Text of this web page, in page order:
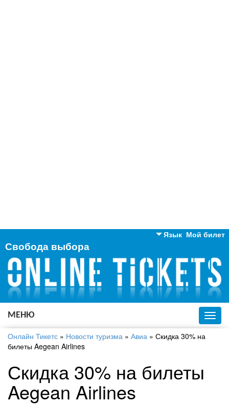
Мой билет
Язык
Английский
Русский
Украинский
Свобода выбора
МЕНЮ
Онлайн Тикетс » Новости туризма » Авиа » Скидка 30% на
билеты Aegean Airlines
Скидка 30% на билеты
Aegean Airlines